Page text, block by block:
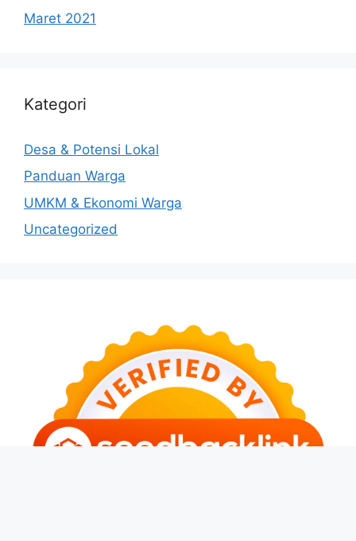
Maret 2021
Kategori
Desa & Potensi Lokal
Panduan Warga
UMKM & Ekonomi Warga
Uncategorized